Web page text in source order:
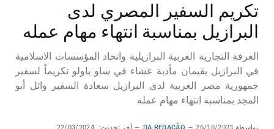
تكريم السفير المصري لدى
البرازيل بمناسبة انتهاء مهام عمله
الغرفة التجارية العربية البرازيلية واتحاد المؤسسات الاسلامية
في البرازيل يقيمان مأدبة عشاء في ساو باولو تكريماً لسفير
جمهورية مصر العربية لدى البرازيل سعادة السفير وائل أبو
المجد بمناسبة انتهاء مهام عمله